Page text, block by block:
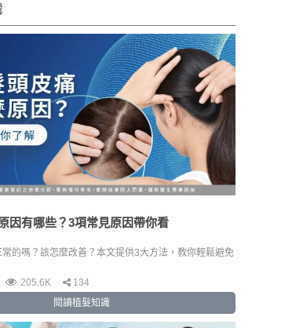
植髮飲食(3)
因有哪些？3項常見原因帶你看
的嗎？該怎麼改善？本文提供3大方法，教你輕鬆避免
205.6K
134
閱讀植髮知識